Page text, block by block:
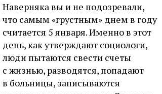
Наверняка вы и не подозревали,
что самым «грустным» днем в году
считается 5 января. Именно в этот
день, как утверждают социологи,
люди пытаются свести счеты
с жизнью, разводятся, попадают
в больницы, записываются